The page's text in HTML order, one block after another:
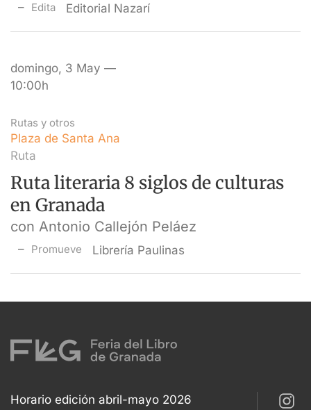
Edita Editorial Nazarí
domingo, 3 May —
10:00h
Rutas y otros
Plaza de Santa Ana
Ruta
Ruta literaria 8 siglos de culturas
en Granada
con Antonio Callejón Peláez
Promueve Librería Paulinas
Horario edición abril-mayo 2026